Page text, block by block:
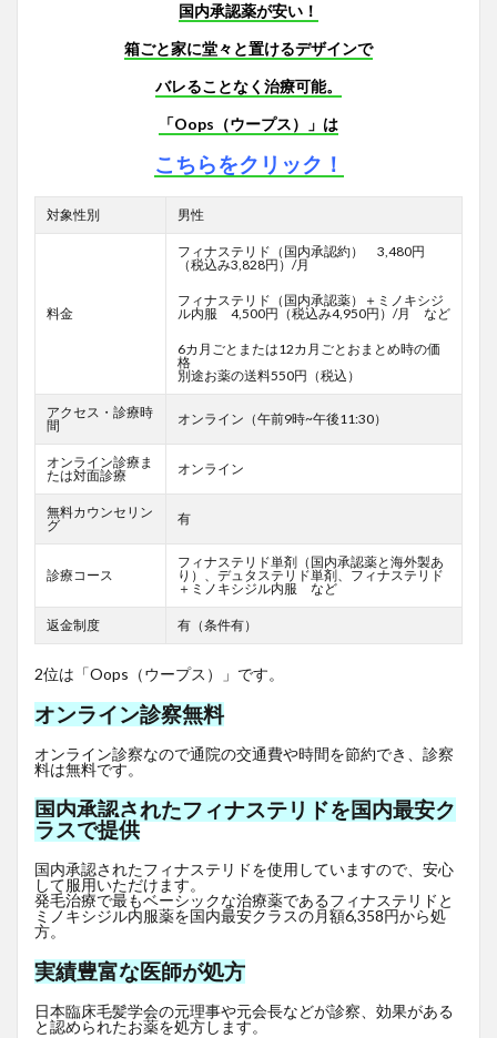
国内承認薬が安い！
箱ごと家に堂々と置けるデザインで
バレることなく治療可能。
「Oops（ウープス）」は
こちらをクリック！
対象性別 男性
料金
フィナステリド（国内承認約） 3,480円
（税込み3,828円）/月
フィナステリド（国内承認薬）＋ミノキシジ
ル内服 4,500円（税込み4,950円）/月 など
6カ月ごとまたは12カ月ごとおまとめ時の価
格
別途お薬の送料550円（税込）
アクセス・診療時
間
オンライン（午前9時~午後11:30）
オンライン診療ま
たは対面診療
オンライン
無料カウンセリン
グ
有
診療コース
フィナステリド単剤（国内承認薬と海外製あ
り）、デュタステリド単剤、フィナステリド
＋ミノキシジル内服 など
返金制度 有（条件有）
2位は「Oops（ウープス）」です。
オンライン診察無料
オンライン診察なので通院の交通費や時間を節約でき、診察
料は無料です。
国内承認されたフィナステリドを国内最安ク
ラスで提供
国内承認されたフィナステリドを使用していますので、安心
して服用いただけます。
発毛治療で最もベーシックな治療薬であるフィナステリドと
ミノキシジル内服薬を国内最安クラスの月額6,358円から処
方。
実績豊富な医師が処方
日本臨床毛髪学会の元理事や元会長などが診察、効果がある
と認められたお薬を処方します。